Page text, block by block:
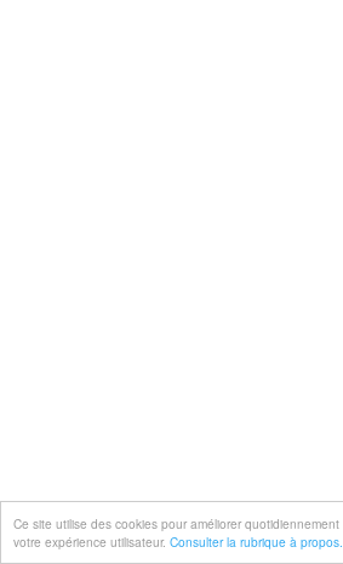
Ce site utilise des cookies pour améliorer quotidiennement
votre expérience utilisateur. Consulter la rubrique à propos.